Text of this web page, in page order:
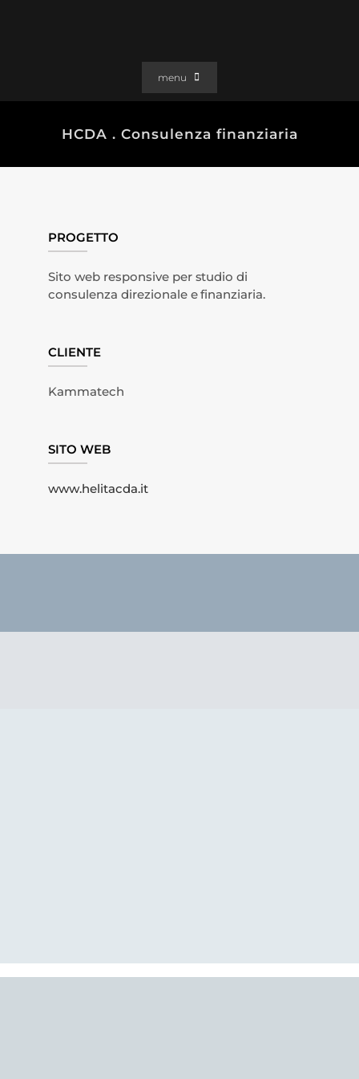
menu
SOLUZIONI WEB
HCDA . Consulenza finanziaria
PROGETTO
Sito web responsive per studio di
consulenza direzionale e finanziaria.
CLIENTE
Kammatech
SITO WEB
www.helitacda.it